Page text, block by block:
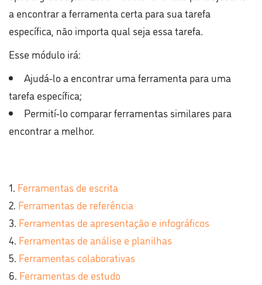
a encontrar a ferramenta certa para sua tarefa
específica, não importa qual seja essa tarefa.
Esse módulo irá:
Ajudá-lo a encontrar uma ferramenta para uma
tarefa específica;
Permití-lo comparar ferramentas similares para
encontrar a melhor.
Ferramentas de escrita
Ferramentas de referência
Ferramentas de apresentação e infográficos
Ferramentas de análise e planilhas
Ferramentas colaborativas
Ferramentas de estudo